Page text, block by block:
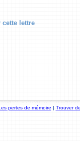
lettre
pertes de mémoire | Trouver